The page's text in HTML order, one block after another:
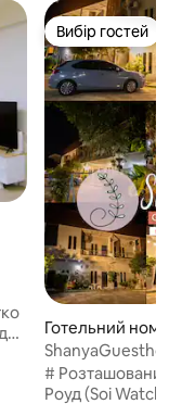
Вибір гостей
Вибір гостей
Готельний номер
# Розташований
Роуд (Soi